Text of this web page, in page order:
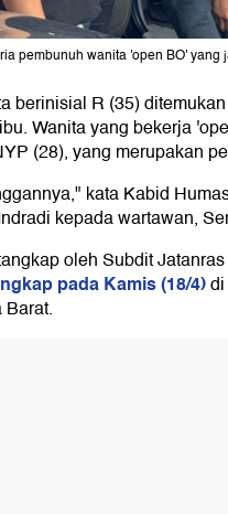
pembunuh wanita 'open BO'
berinisial R (35) ditemukan
Wanita yang bekerja
(28), yang merupakan
kata Kabid
kepada wartawan,
oleh Subdit
pada Kamis (18/4)
Barat.